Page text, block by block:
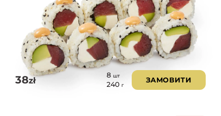
38zł
8 шт
240 г
ЗАМОВИТИ